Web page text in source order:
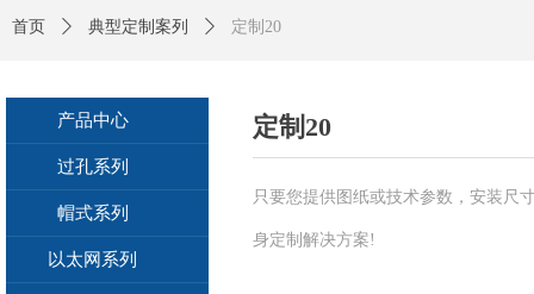
定制20
只要您提供图纸或技术参数，安装尺
身定制解决方案!
首页 ꄲ 典型定制案列 ꄲ 定制20
产品中心
过孔系列
帽式系列
以太网系列